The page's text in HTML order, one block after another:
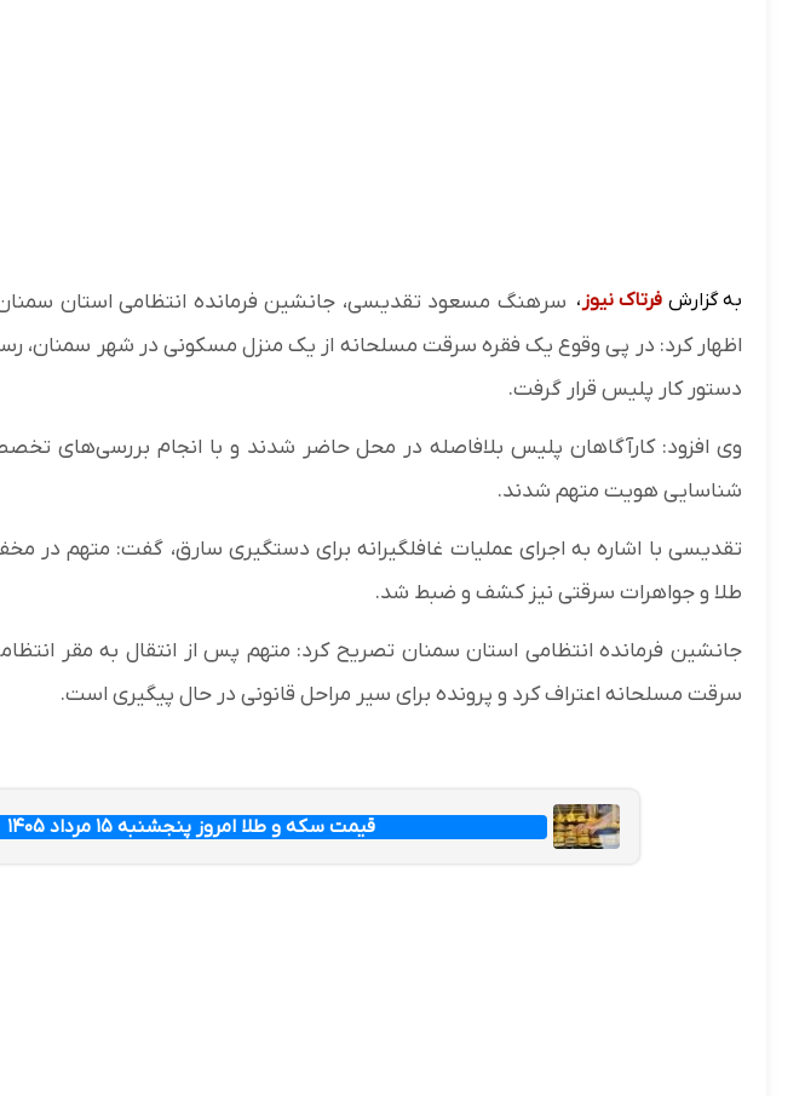
به گزارش فرتاک نیوز ، سرهنگ مسعود تقدیسی، جانشین فرمانده انتظامی استان
اظهار کرد: در پی وقوع یک فقره سرقت مسلحانه از یک منزل مسکونی در شهر سمنان،
دستور کار پلیس قرار گرفت.
وی افزود: کارآگاهان پلیس بلافاصله در محل حاضر شدند و با انجام بررسی‌های
شناسایی هویت متهم شدند.
تقدیسی با اشاره به اجرای عملیات غافلگیرانه برای دستگیری سارق، گفت: متهم در
طلا و جواهرات سرقتی نیز کشف و ضبط شد.
جانشین فرمانده انتظامی استان سمنان تصریح کرد: متهم پس از انتقال به مقر
سرقت مسلحانه اعتراف کرد و پرونده برای سیر مراحل قانونی در حال پیگیری است.
قیمت سکه و طلا امروز پنجشنبه ۱۵ مرداد ۱۴۰۵